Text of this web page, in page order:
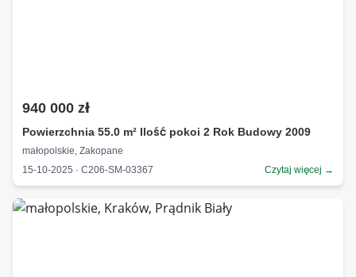
940 000 zł
Powierzchnia 55.0 m² Ilość pokoi 2 Rok Budowy 2009
małopolskie, Zakopane
15-10-2025 · C206-SM-03367
Czytaj więcej →